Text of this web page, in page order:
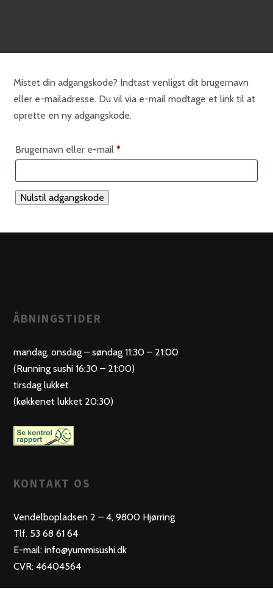
Mistet din adgangskode? Indtast venligst dit brugernavn
eller e-mailadresse. Du vil via e-mail modtage et link til at
oprette en ny adgangskode.
Brugernavn eller e-mail *Påkrævet
Nulstil adgangskode
ÅBNINGSTIDER
mandag, onsdag – søndag 11:30 – 21:00
(Running sushi 16:30 – 21:00)
tirsdag lukket
(køkkenet lukket 20:30)
KONTAKT OS
Vendelbopladsen 2 – 4, 9800 Hjørring
Tlf. 53 68 61 64
E-mail: info@yummisushi.dk
CVR: 46404564